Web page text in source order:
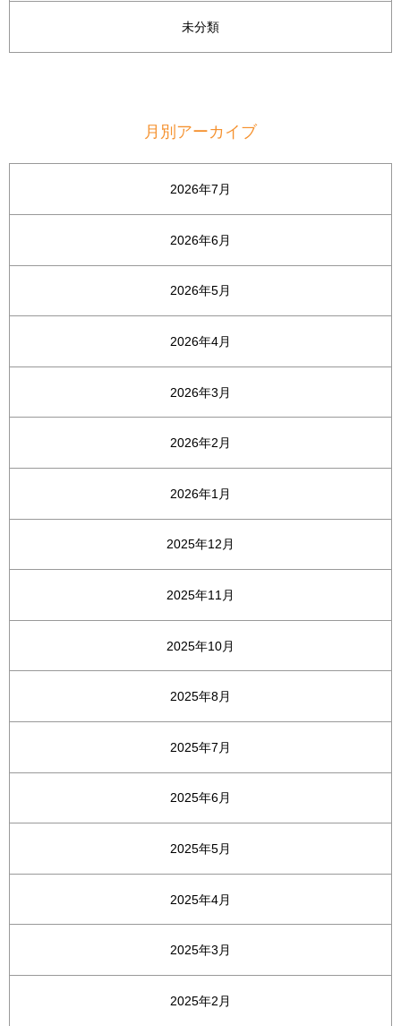
未分類
月別アーカイブ
2026年7月
2026年6月
2026年5月
2026年4月
2026年3月
2026年2月
2026年1月
2025年12月
2025年11月
2025年10月
2025年8月
2025年7月
2025年6月
2025年5月
2025年4月
2025年3月
2025年2月